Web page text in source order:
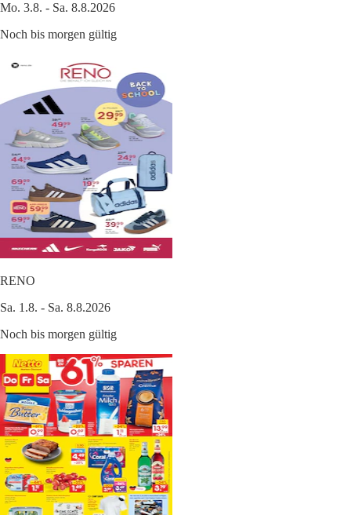
Mo. 3.8. - Sa. 8.8.2026
Noch bis morgen gültig
RENO
Sa. 1.8. - Sa. 8.8.2026
Noch bis morgen gültig